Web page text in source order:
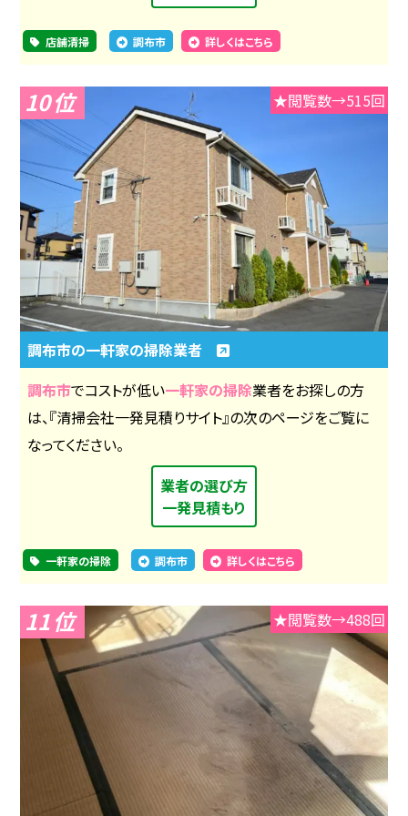
店舗清掃 調布市 詳しくはこちら
10 ★閲覧数→515回
調布市の一軒家の掃除業者
調布市でコストが低い一軒家の掃除業者をお探しの方
は、『清掃会社一発見積りサイト』の次のページをご覧に
なってください。
業者の選び方
一発見積もり
一軒家の掃除 調布市 詳しくはこちら
11 ★閲覧数→488回